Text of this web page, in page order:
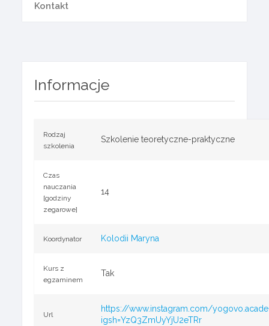
Kontakt
Informacje
Rodzaj
szkolenia
Szkolenie teoretyczne-praktyczne
Czas
nauczania
[godziny
zegarowe]
14
Koordynator Kolodii Maryna
Kurs z
egzaminem
Tak
Url
https://www.instagram.com/
igsh=YzQ3ZmUyYjU2eTRr